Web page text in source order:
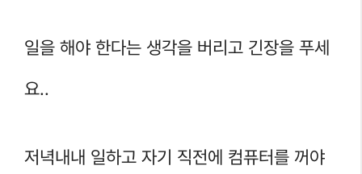
일을 해야 한다는 생각을 버리고 긴장을 푸세
요..
저녁내내 일하고 자기 직전에 컴퓨터를 꺼야